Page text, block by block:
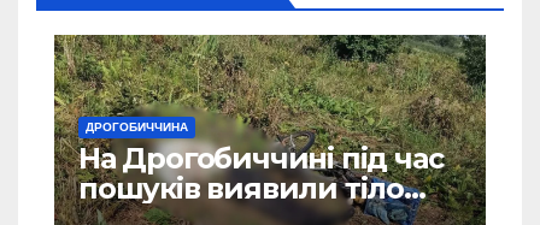
ДРОГОБИЧЧИНА
На Дрогобиччині під час
пошуків виявили тіло